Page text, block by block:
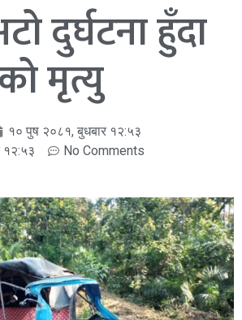
दुर्घटना हुँदा
मृत्यु
१० पुष २०८१, बुधबार १२:५३
१२:५३
No Comments